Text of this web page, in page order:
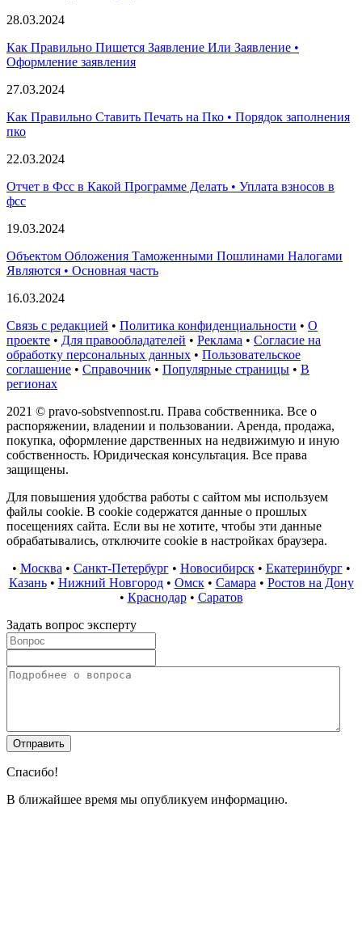
28.03.2024
Как Правильно Пишется Заявление Или Заявление •
Оформление заявления
27.03.2024
Как Правильно Ставить Печать на Пко • Порядок заполнения
пко
22.03.2024
Отчет в Фсс в Какой Программе Делать • Уплата взносов в
фсс
19.03.2024
Объектом Обложения Таможенными Пошлинами Налогами
Являются • Основная часть
16.03.2024
Связь с редакцией • Политика конфиденциальности • О
проекте • Для правообладателей • Реклама • Согласие на
обработку персональных данных • Пользовательское
соглашение • Справочник • Популярные страницы • В
регионах
2021 © pravo-sobstvennost.ru. Права собственника. Все о
распоряжении, владении и пользовании. Аренда, продажа,
покупка, оформление дарственных на недвижимую и иную
собственность. Юридическая консультация. Все права
защищены.
Для повышения удобства работы с сайтом мы используем
файлы cookie. В cookie содержатся данные о прошлых
посещениях сайта. Если вы не хотите, чтобы эти данные
обрабатывались, отключите cookie в настройках браузера.
• Москва • Санкт-Петербург• Новосибирск• Екатеринбург•
Казань• Нижний Новгород• Омск• Самара • Ростов на Дону
• Краснодар• Саратов
Задать вопрос эксперту
Спасибо!
В ближайшее время мы опубликуем информацию.